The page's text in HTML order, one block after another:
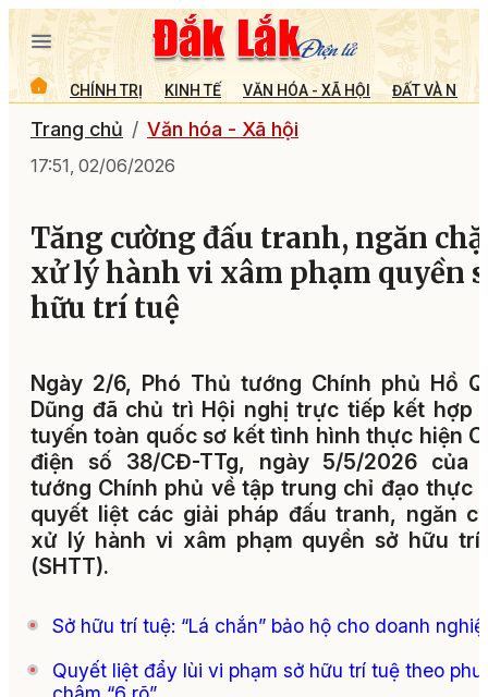
CHÍNH TRỊ KINH TẾ VĂN HÓA - XÃ HỘI ĐẤT VÀ
Trang chủ Văn hóa - Xã hội
17:51, 02/06/2026
Tăng cường đấu tranh, ngăn
xử lý hành vi xâm phạm quyền
hữu trí tuệ
Ngày 2/6, Phó Thủ tướng Chính phủ Hồ
Dũng đã chủ trì Hội nghị trực tiếp kết hợp
tuyến toàn quốc sơ kết tình hình thực hiện
điện số 38/CĐ-TTg, ngày 5/5/2026 của
tướng Chính phủ về tập trung chỉ đạo thực
quyết liệt các giải pháp đấu tranh, ngăn
xử lý hành vi xâm phạm quyền sở hữu trí
(SHTT).
Sở hữu trí tuệ: “Lá chắn” bảo hộ cho doanh
Quyết liệt đẩy lùi vi phạm sở hữu trí tuệ theo